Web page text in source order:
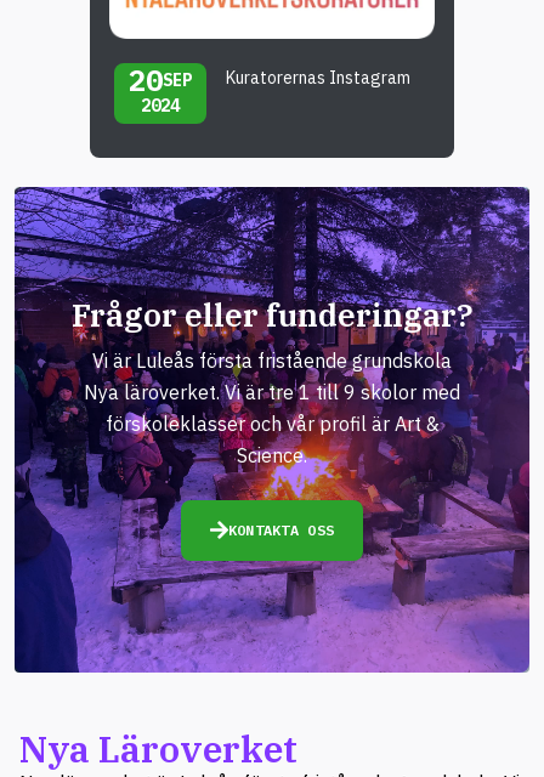
20SEP
2024
Kuratorernas Instagram
Frågor eller funderingar?
Vi är Luleås första fristående grundskola
Nya läroverket. Vi är tre 1 till 9 skolor med
förskoleklasser och vår profil är Art &
Science.
KONTAKTA OSS
Nya Läroverket